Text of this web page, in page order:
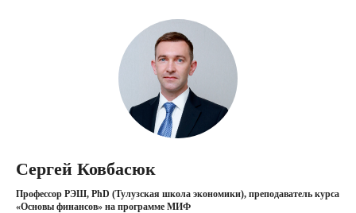
Сергей Ковбасюк
Профессор РЭШ, PhD (Тулузская школа экономики), преподаватель курса
«Основы финансов» на программе МИФ